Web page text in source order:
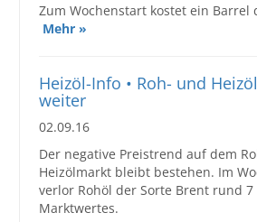
Zum Wochenstart kostet ein Barrel
Mehr »
Heizöl-Info • Roh- und
weiter
02.09.16
Der negative Preistrend auf dem
Heizölmarkt bleibt bestehen. Im
verlor Rohöl der Sorte Brent rund 7
Marktwertes.